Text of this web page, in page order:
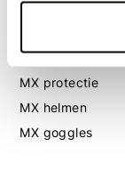
MX laarzen
MX protectie
MX helmen
MX goggles